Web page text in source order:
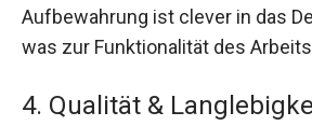
Aufbewahrung ist clever in das
was zur Funktionalität des
4. Qualität &